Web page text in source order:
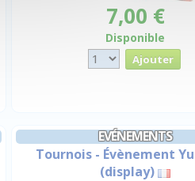
7,00 €
Disponible
EVÉNEMENTS
Tournois - Évènement
(display)